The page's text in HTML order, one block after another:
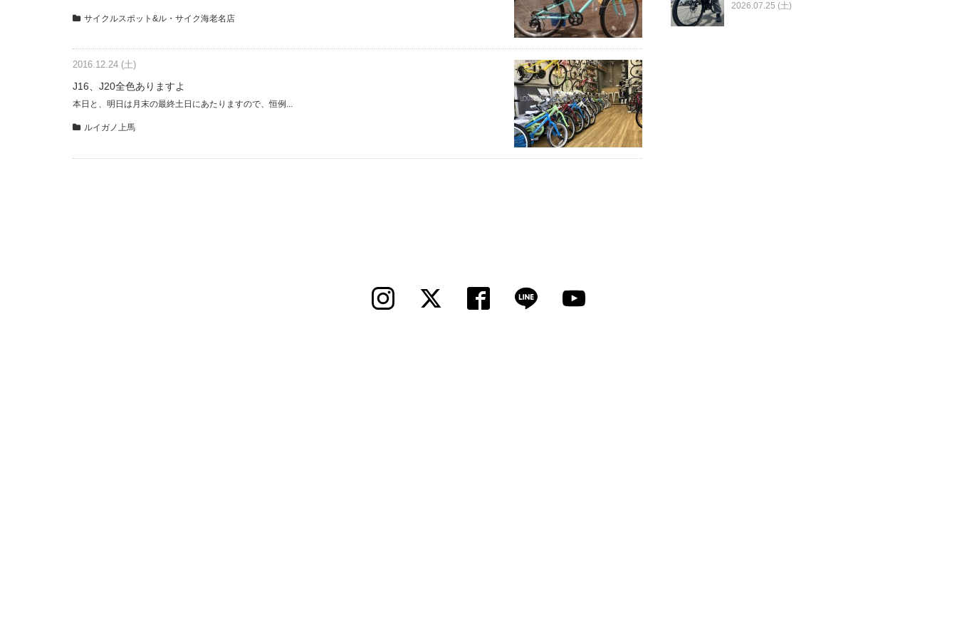
サイクルスポット&ル・サイク海老名店
2016.12.24 (土)
J16、J20全色ありますよ
本日と、明日は月末の最終土日にあたりますので、恒例...
ルイガノ上馬
2026.07.25 (土)